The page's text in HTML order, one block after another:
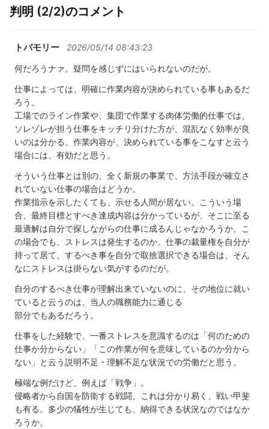
判明 (2/2)のコメント
トバモリー 2026/05/14 08:43:23
何だろうナァ。疑問を感じずにはいられないのだが。
仕事によっては、明確に作業内容が決められている事もあるだ
ろう。
工場でのライン作業や、集団で作業する肉体労働的仕事では、
ソレゾレが担う仕事をキッチリ分けた方が、混乱なく効率が良
いのは分かる。作業内容が、決められている事をこなすと云う
場合には、有効だと思う。
そういう仕事とは別の、全く新規の事業で、方法手段が確立さ
れていない仕事の場合はどうか。
作業指示を示したくても、示せる人間が居ない。こういう場
合、最終目標とすべき達成内容は分かっているが、そこに至る
最適解は自分で探しながらの仕事に成るんじゃなかろうか。こ
の場合でも、ストレスは発生するのか。仕事の裁量権を自分が
持って居て、するべき事を自分で取捨選択できる場合は、そん
なにストレスは掛らない気がするのだが。
自分のするべき仕事が理解出来ていないのに、その地位に就い
ていると云うのは、当人の職務能力に通じる
部分でもあるだろう。
仕事をした経験で、一番ストレスを意識するのは「何のための
仕事か分からない」「この作業が何を意味しているのか分から
ない」と云う説明不足・理解不足な状況での労働だと思う。
極端な例だけど、例えば「戦争」。
侵略者から自国を防衛する戦闘、これは分かり易く、戦い甲斐
も有る。多少の犠牲が生じても、納得できる状況なのではなか
ろうか。